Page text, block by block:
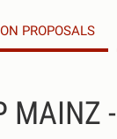
PROPOSALS
MAINZ